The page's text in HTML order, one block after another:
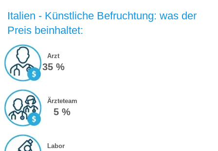
Italien - Künstliche Befruchtung: was der
Preis beinhaltet:
Arzt
35 %
Ärzteteam
5 %
Labor